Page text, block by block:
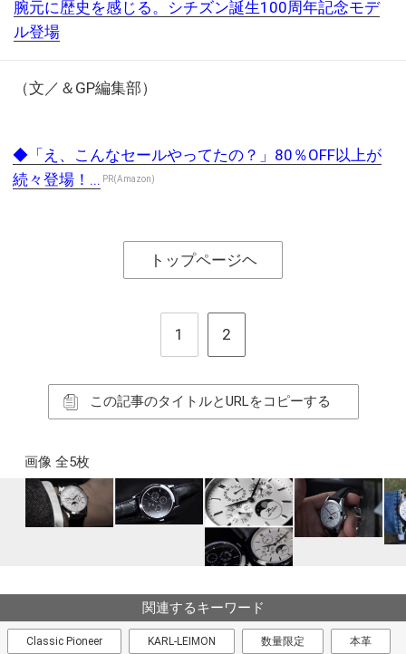
腕元に歴史を感じる。シチズン誕生100周年記念モデ
ル登場
（文／＆GP編集部）
◆「え、こんなセールやってたの？」80％OFF以上が
続々登場！... PR(Amazon)
トップページヘ
1 2
この記事のタイトルとURLをコピーする
画像 全5枚
関連するキーワード
Classic Pioneer KARL-LEIMON 数量限定 本革